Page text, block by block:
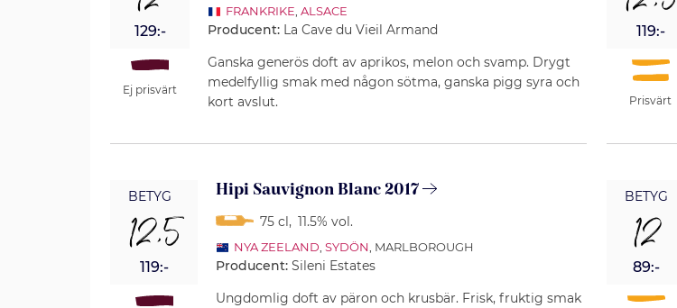
129:-
Ej prisvärt
FRANKRIKE ,ALSACE
Producent: La Cave du Vieil Armand
Ganska generös doft av aprikos, melon och svamp. Drygt
medelfyllig smak med någon sötma, ganska pigg syra och
kort avslut.
119:-
Prisvärt
BETYG
12,5
119:-
Hipi Sauvignon Blanc 2017
75 cl, 11.5% vol.
NYA ZEELAND ,SYDÖN , MARLBOROUGH
Producent:Sileni Estates
Ungdomlig doft av päron och krusbär. Frisk, fruktig smak
BETYG
12
89:-